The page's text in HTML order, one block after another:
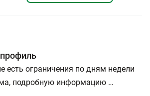
есть ограничения по дням недели
подробную информацию …